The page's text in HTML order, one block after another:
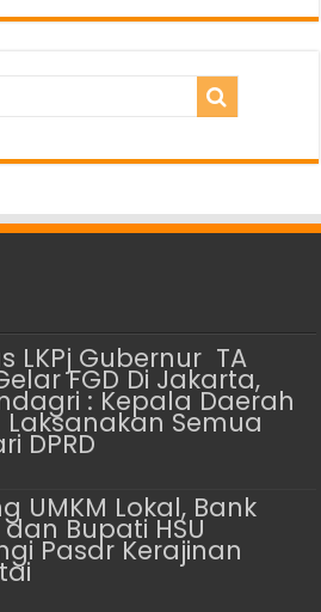
LKPj Gubernur TA
FGD Di Jakarta,
: Kepala Daerah
Semua
DPRD
UMKM Lokal, Bank
Bupati HSU
Pasar Kerajinan